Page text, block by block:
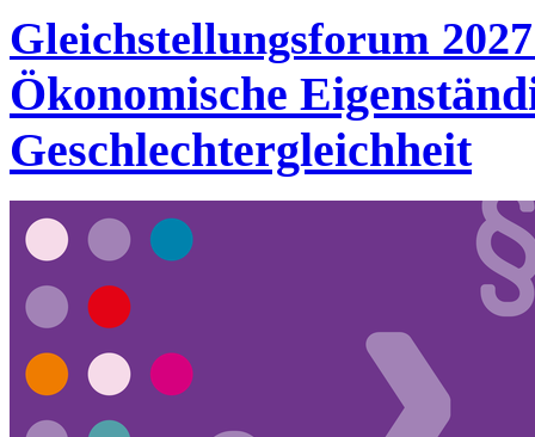
Gleichstellungsforum
Ökonomische
Geschlechtergleichheit